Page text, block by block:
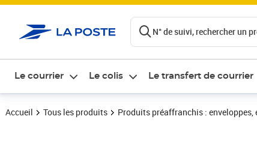
N° de suivi, rechercher un
Le courrier Le colis Le transfert de courrier
Accueil Tous les produits Produits préaffranchis :